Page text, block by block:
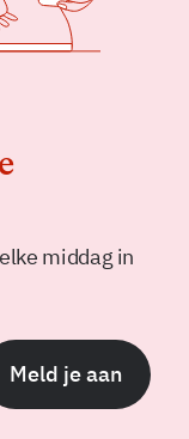
middag in
Meld je aan